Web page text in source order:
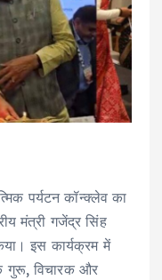
पर्यटन कॉन्क्लेव का
मंत्री गजेंद्र सिंह
इस कार्यक्रम में
गुरू, विचारक और